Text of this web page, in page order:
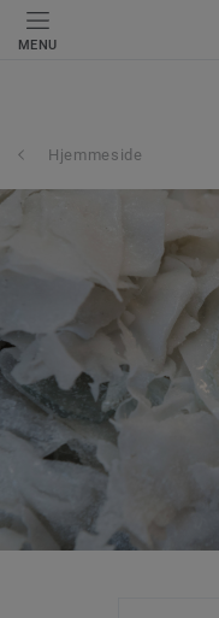
MENU
Hjemmeside